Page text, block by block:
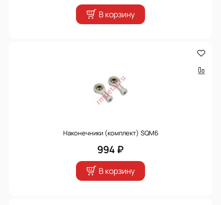
В корзину
Наконечники (комплект) SQM6
994 ₽
В корзину